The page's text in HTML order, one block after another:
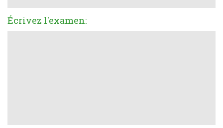
Écrivez l'examen: